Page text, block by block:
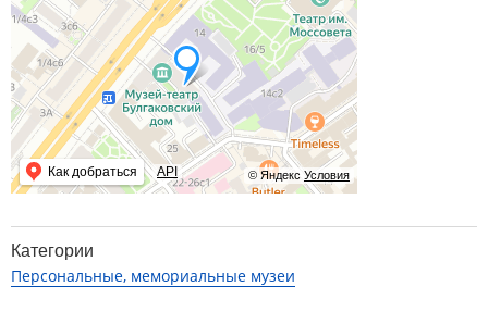
© Яндекс Условия
Как добраться API
Категории
Персональные, мемориальные музеи